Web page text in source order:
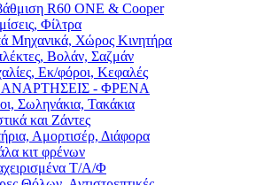
R60 ONE & Cooper
Φίλτρα
Μηχανικά, Χώρος Κινητήρα
Βολάν, Σαζμάν
Εκ/φόροι, Κεφαλές
- ΦΡΕΝΑ
Σωληνάκια, Τακάκια
και Ζάντες
Αμορτισέρ, Διάφορα
κιτ φρένων
Τ/Α/Φ